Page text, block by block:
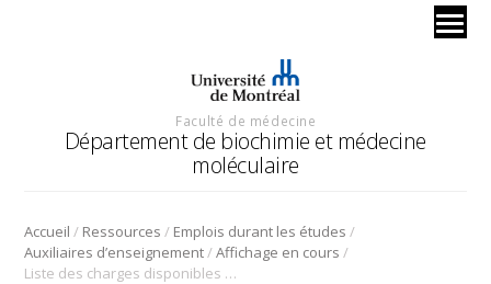
Faculté de médecine
Département de biochimie et médecine
moléculaire
Accueil / Ressources / Emplois durant les études /
Auxiliaires d’enseignement/Affichage en cours /
Liste des charges disponibles d’auxiliaires d’enseignement